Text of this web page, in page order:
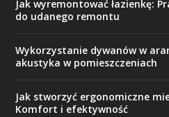
Jak wyremontować łazienkę:
do udanego remontu
Wykorzystanie dywanów w
akustyka w pomieszczeniach
Jak stworzyć ergonomiczne
Komfort i efektywność